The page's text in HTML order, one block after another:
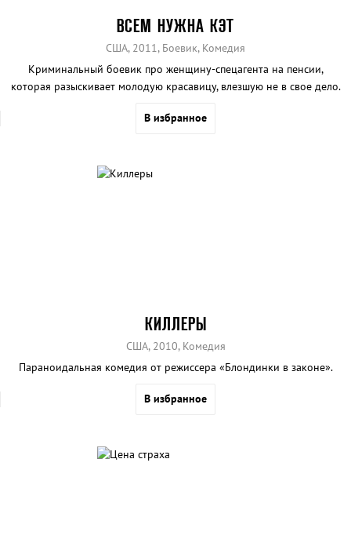
ВСЕМ НУЖНА КЭТ
США, 2011, Боевик, Комедия
Криминальный боевик про женщину-спецагента на пенсии,
которая разыскивает молодую красавицу, влезшую не в свое дело.
В избранное
КИЛЛЕРЫ
США, 2010, Комедия
Параноидальная комедия от режиссера «Блондинки в законе».
В избранное